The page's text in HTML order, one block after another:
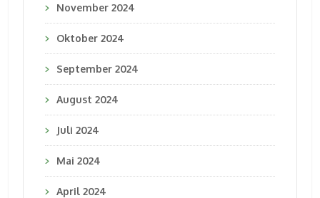
November 2024
Oktober 2024
September 2024
August 2024
Juli 2024
Mai 2024
April 2024